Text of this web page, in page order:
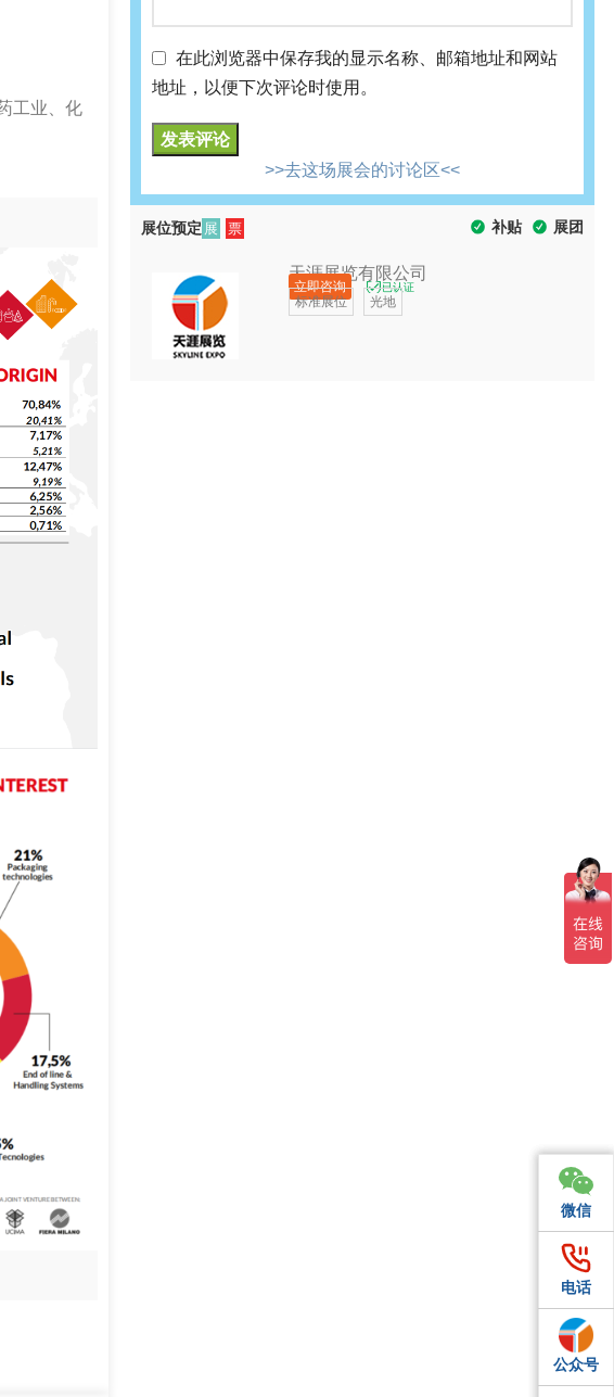
工业、化
在此浏览器中保存我的显示名称、邮箱地址和网站
地址，以便下次评论时使用。
>>去这场展会的讨论区<<
展位预定 展 票 展团
补贴
天涯展览有限公司
立即咨询 已认证
标准展位 光地
微信
电话
QQ
微信
电话
QQ
微信
电话
公众号